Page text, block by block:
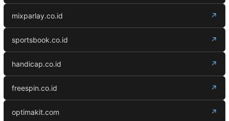
mixparlay.co.id ↗
sportsbook.co.id ↗
handicap.co.id ↗
freespin.co.id ↗
optimakit.com ↗